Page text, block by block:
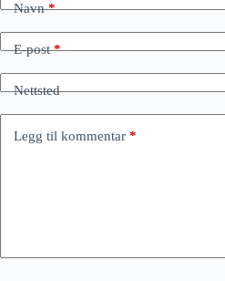
Navn*
E-post*
Nettsted
Legg til kommentar *